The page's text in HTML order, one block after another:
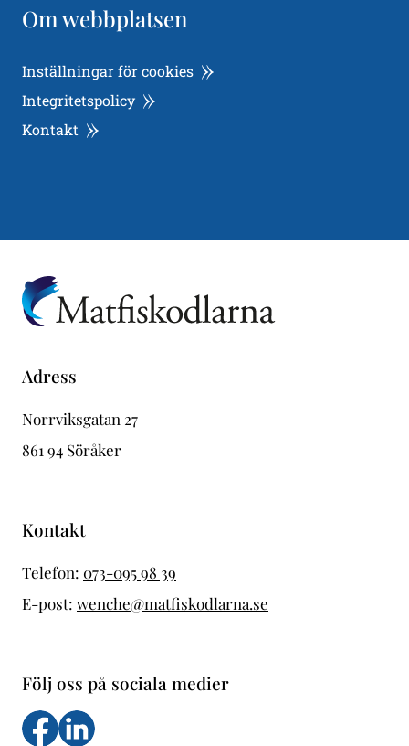
Om webbplatsen
Inställningar för cookies
Integritetspolicy
Kontakt
Adress
Norrviksgatan 27
861 94 Söråker
Kontakt
Telefon: 073-095 98 39
E-post: wenche@matfiskodlarna.se
Följ oss på sociala medier
Följ oss på facebook
Följs oss på LinkedIn